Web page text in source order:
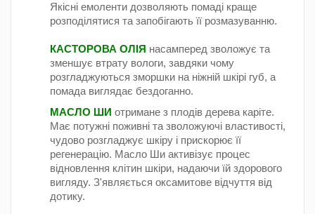
Якісні емоленти дозволяють помаді краще
розподілятися та запобігають її розмазуванню.
КАСТОРОВА ОЛІЯ насамперед зволожує та
зменшує втрату вологи, завдяки чому
розгладжуються зморшки на ніжній шкірі губ, а
помада виглядає бездоганно.
МАСЛО ШИ отримане з плодів дерева каріте.
Має потужні поживні та зволожуючі властивості,
чудово розгладжує шкіру і прискорює її
регенерацію. Масло Ши активізує процес
відновлення клітин шкіри, надаючи їй здорового
вигляду. З'являється оксамитове відчуття від
дотику.